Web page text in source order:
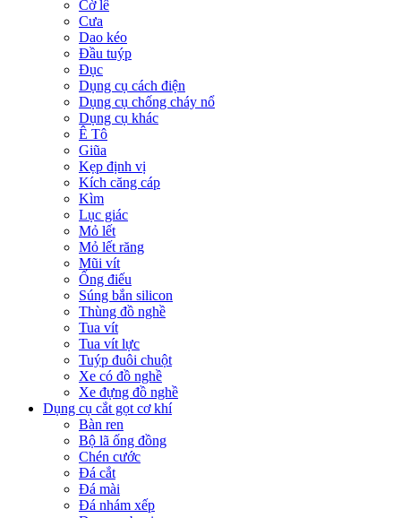
Cờ lê
Cưa
Dao kéo
Đầu tuýp
Đục
Dụng cụ cách điện
Dụng cụ chống cháy nổ
Dụng cụ khác
Ê Tô
Giũa
Kẹp định vị
Kích căng cáp
Kìm
Lục giác
Mỏ lết
Mỏ lết răng
Mũi vít
Ống điếu
Súng bắn silicon
Thùng đồ nghề
Tua vít
Tua vít lực
Tuýp đuôi chuột
Xe có đồ nghề
Xe đựng đồ nghề
Dụng cụ cắt gọt cơ khí
Bàn ren
Bộ lã ống đồng
Chén cước
Đá cắt
Đá mài
Đá nhám xếp